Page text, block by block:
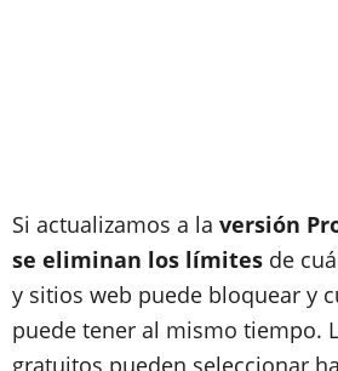
Si actualizamos a la versión
se eliminan los límites de
y sitios web puede bloquear y
puede tener al mismo tiempo.
gratuitos pueden seleccionar